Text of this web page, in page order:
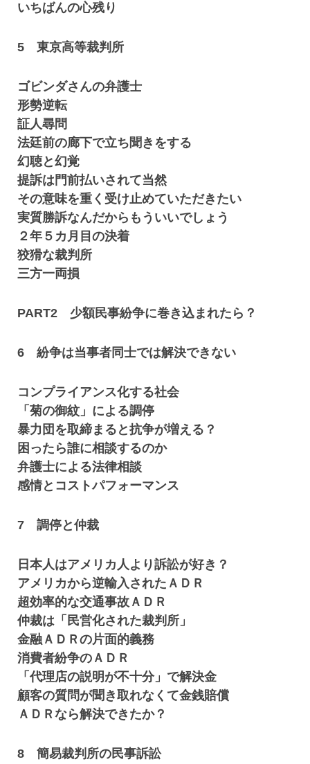
いちばんの心残り
5 東京高等裁判所
ゴビンダさんの弁護士
形勢逆転
証人尋問
法廷前の廊下で立ち聞きをする
幻聴と幻覚
提訴は門前払いされて当然
その意味を重く受け止めていただきたい
実質勝訴なんだからもういいでしょう
２年５カ月目の決着
狡猾な裁判所
三方一両損
PART2 少額民事紛争に巻き込まれたら？
6 紛争は当事者同士では解決できない
コンプライアンス化する社会
「菊の御紋」による調停
暴力団を取締まると抗争が増える？
困ったら誰に相談するのか
弁護士による法律相談
感情とコストパフォーマンス
7 調停と仲裁
日本人はアメリカ人より訴訟が好き？
アメリカから逆輸入されたＡＤＲ
超効率的な交通事故ＡＤＲ
仲裁は「民営化された裁判所」
金融ＡＤＲの片面的義務
消費者紛争のＡＤＲ
「代理店の説明が不十分」で解決金
顧客の質問が聞き取れなくて金銭賠償
ＡＤＲなら解決できたか？
8 簡易裁判所の民事訴訟